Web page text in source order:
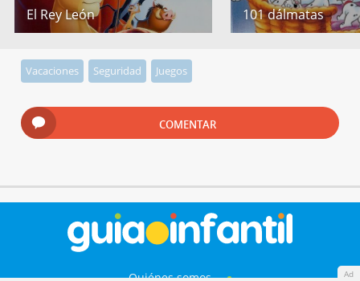
El Rey León 101 dálmatas
Vacaciones Seguridad Juegos
COMENTAR
Ad
Quiénes somos